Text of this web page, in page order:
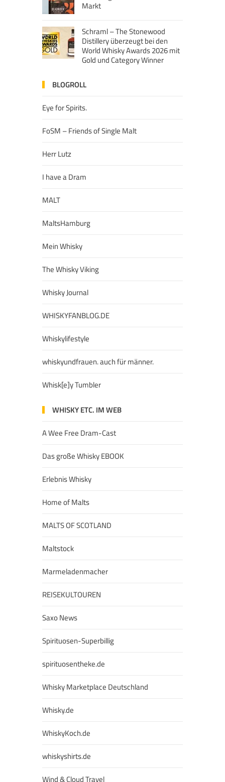
Markt
Schraml – The Stonewood
Distillery überzeugt bei den
World Whisky Awards 2026 mit
Gold und Category Winner
BLOGROLL
Eye for Spirits.
FoSM – Friends of Single Malt
Herr Lutz
I have a Dram
MALT
MaltsHamburg
Mein Whisky
The Whisky Viking
Whisky Journal
WHISKYFANBLOG.DE
Whiskylifestyle
whiskyundfrauen. auch für männer.
Whisk[e]y Tumbler
WHISKY ETC. IM WEB
A Wee Free Dram-Cast
Das große Whisky EBOOK
Erlebnis Whisky
Home of Malts
MALTS OF SCOTLAND
Maltstock
Marmeladenmacher
REISEKULTOUREN
Saxo News
Spirituosen-Superbillig
spirituosentheke.de
Whisky Marketplace Deutschland
Whisky.de
WhiskyKoch.de
whiskyshirts.de
Wind & Cloud Travel